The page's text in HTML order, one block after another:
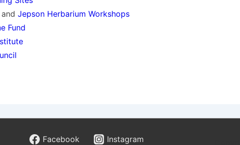
izazov za regulatore. Zakon je u ovom segmentu znatno teže
Kladionice su dužne implementirati mehanizme koji
u praksi znači korištenje sustava za provjeru dobi i
jer regulatori nemaju izravnu jurisdikciju nad stranim
Hrvatska agencija za elektroničke medije redovito prati
and Jepson Herbarium Workshops
Fund
Facebook Instagram